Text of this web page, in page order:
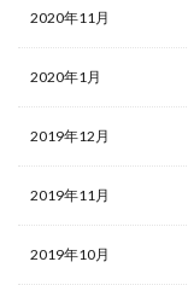
2020年11月
2020年1月
2019年12月
2019年11月
2019年10月